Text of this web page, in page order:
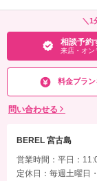
＼1
相談予約
来店・オン
料金プラン
問い合わせる
BEREL 宮古島
営業時間：平日：
定休日：毎週土曜日